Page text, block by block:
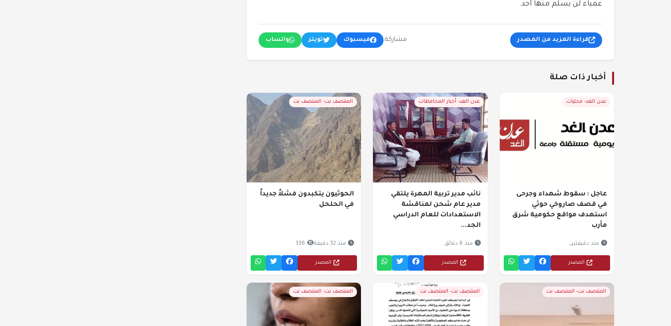
عمياء لن يسلم منها أحد.
قراءة المزيد من المصدر مشاركة: فيسبوك تويتر واتساب
أخبار ذات صلة
عدن الغد- محليات
عاجل : سقوط شهداء وجرحى
في قصف صاروخي حوثي
استهدف مواقع حكومية شرق
مأرب
منذ دقيقتين
المصدر
عدن الغد- أخبار المحافظات
نائب مدير تربية المهرة يلتقي
مدير عام شحن لمناقشة
الاستعدادات للعام الدراسي
الجد...
منذ 6 دقائق
المصدر
المنتصف نت- المنتصف نت
الحوثيون يتكبدون فشلاً جديداً
في الحلحل
منذ 32 دقيقة 336
المصدر
المنتصف نت- المنتصف نت المنتصف نت- المنتصف نت المنتصف نت- المنتصف نت